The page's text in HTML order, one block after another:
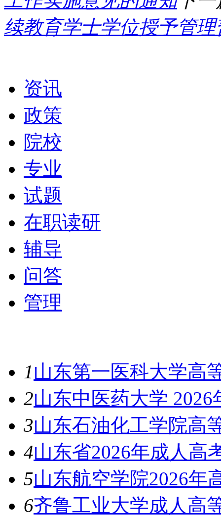
续教育学士学位授予管
资讯
政策
院校
专业
试题
在职读研
辅导
问答
管理
1山东第一医科大学高
2山东中医药大学
3山东石油化工学院高
4山东省2026年成人高
5山东航空学院2026年
6齐鲁工业大学成人高